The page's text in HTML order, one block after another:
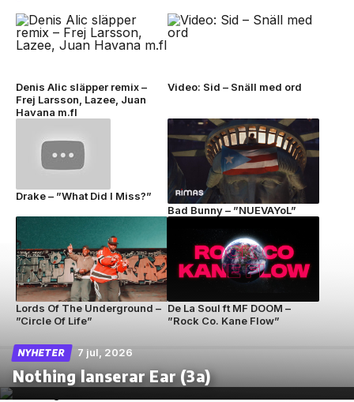
Denis Alic släpper remix –
Frej Larsson, Lazee, Juan
Havana m.fl
Video: Sid – Snäll med ord
Drake – ”What Did I Miss?”
Bad Bunny – ”NUEVAYoL”
Lords Of The Underground –
”Circle Of Life”
De La Soul ft MF DOOM –
”Rock Co. Kane Flow”
NYHETER 7 jul, 2026
Nothing lanserar Ear (3a)